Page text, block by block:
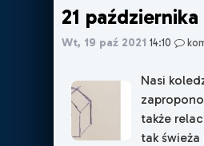
21 października
Wt, 19 paź 2021 14:10
Nasi
także
tak świeża